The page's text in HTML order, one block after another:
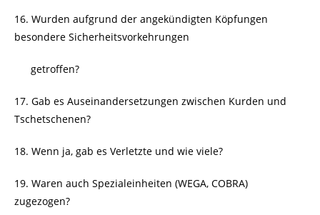
16. Wurden aufgrund der angekündigten Köpfungen
besondere Sicherheitsvorkehrungen
getroffen?
17. Gab es Auseinandersetzungen zwischen Kurden und
Tschetschenen?
18. Wenn ja, gab es Verletzte und wie viele?
19. Waren auch Spezialeinheiten (WEGA, COBRA)
zugezogen?